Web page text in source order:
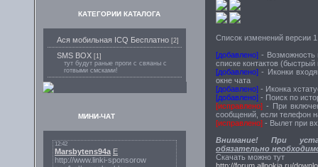
КАТЕГОРИИ КАТАЛОГА
Ася мобильная ICQ Бесплатно [2]
SMS BOX [1]
тут будут раные проги с свяаны с
готвыми смсками!
МИНИ-ЧАТ
Список изменений версии
[добавлено] - Возможность
списке контактов (быстрый
[добавлено] - Иконки
окне чата
[добавлено] - Иконка
[добавлено] - Поиск по
[исправлено] - При
сообщений, если телефон
[исправлено] - Вылет при
Внимание! При
обязательно
Скачать можно тут